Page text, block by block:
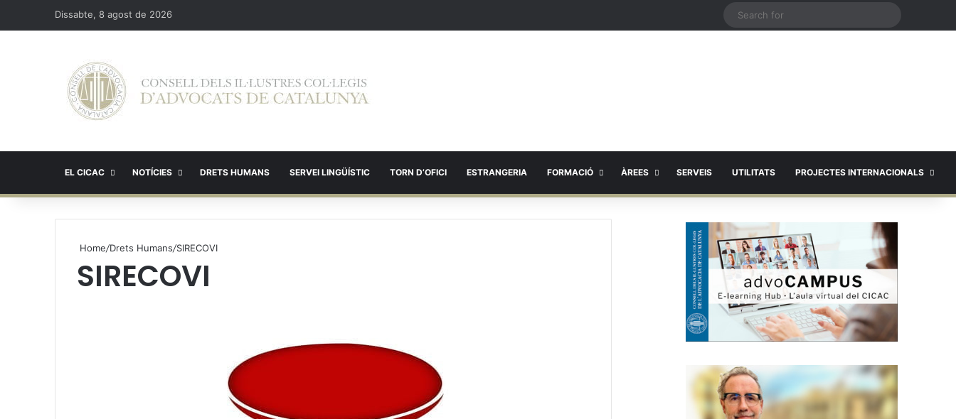
Dissabte, 8 agost de 2026
EL CICAC NOTÍCIES DRETS HUMANS SERVEI LINGÜÍSTIC TORN D’OFICI ESTRANGERIA FORMACIÓ ÀREES SERVEIS UTILITATS PROJECTES INTERNACIONALS
Home/Drets Humans/SIRECOVI
SIRECOVI